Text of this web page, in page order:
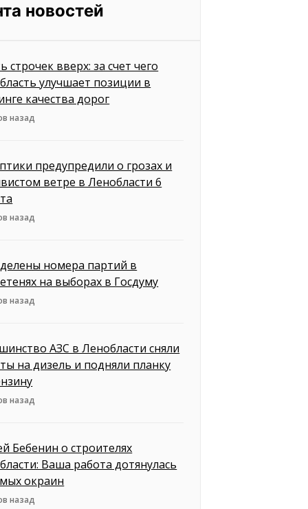
новостей
строчек вверх: за счет чего
улучшает позиции в
качества дорог
назад
предупредили о грозах и
ветре в Ленобласти 6
назад
номера партий в
на выборах в Госдуму
назад
АЗС в Ленобласти сняли
на дизель и подняли планку
назад
Бебенин о строителях
Ваша работа дотянулась
окраин
назад